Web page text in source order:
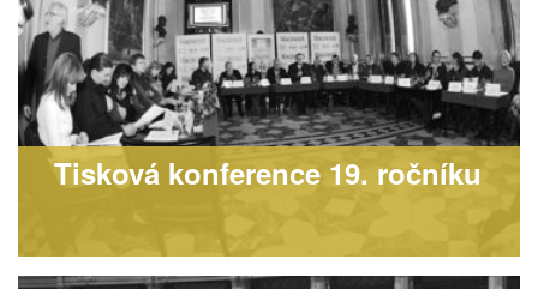
Tisková konference 19. ročníku